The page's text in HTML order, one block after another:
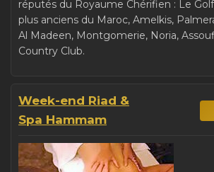
réputés du Royaume Chérifien : Le Golf
plus anciens du Maroc, Amelkis,
Al Madeen, Montgomerie, Noria,
Country Club.
Week-end Riad &
Spa Hammam